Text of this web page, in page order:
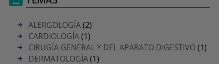
ALERGOLOGÍA(2)
CARDIOLOGÍA(1)
CIRUGÍA GENERAL Y DEL APARATO DIGESTIVO(1)
DERMATOLOGÍA(1)